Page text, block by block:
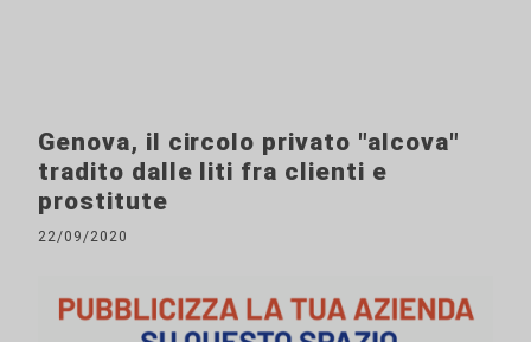
Genova, il circolo privato "alcova"
tradito dalle liti fra clienti e
prostitute
22/09/2020